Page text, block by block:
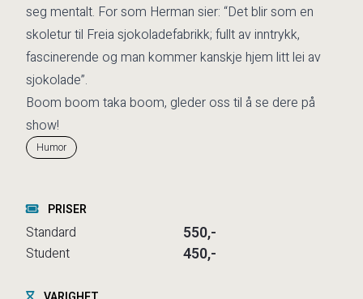
seg mentalt. For som Herman sier: “Det blir som en
skoletur til Freia sjokoladefabrikk; fullt av inntrykk,
fascinerende og man kommer kanskje hjem litt lei av
sjokolade”.
Boom boom taka boom, gleder oss til å se dere på
show!
Humor
PRISER
Standard 550,-
Student 450,-